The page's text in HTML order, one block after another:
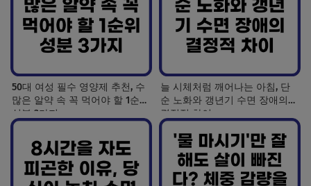
50대 여성 필수 영양제 추천, 수
많은 알약 속 꼭 먹어야 할 1순위
성분 3가지
늘 시체처럼 깨어나는 아침, 단
순 노화와 갱년기 수면 장애의
결정적 차이